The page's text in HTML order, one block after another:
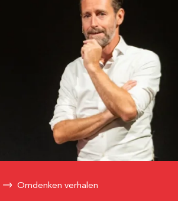
Omdenken verhalen